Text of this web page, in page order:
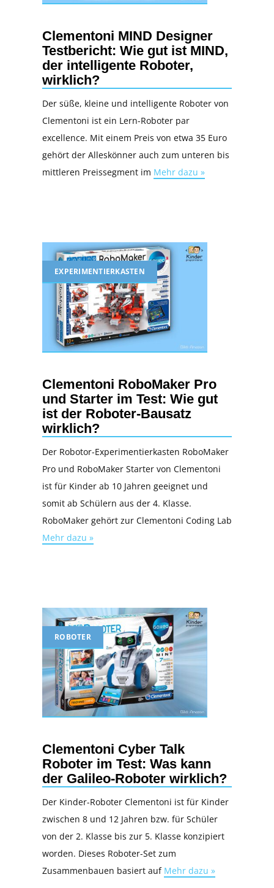
Clementoni MIND Designer
Testbericht: Wie gut ist MIND,
der intelligente Roboter,
wirklich?
Der süße, kleine und intelligente Roboter von
Clementoni ist ein Lern-Roboter par
excellence. Mit einem Preis von etwa 35 Euro
gehört der Alleskönner auch zum unteren bis
mittleren Preissegment im Mehr dazu »
EXPERIMENTIERKASTEN
Clementoni RoboMaker Pro
und Starter im Test: Wie gut
ist der Roboter-Bausatz
wirklich?
Der Robotor-Experimentierkasten RoboMaker
Pro und RoboMaker Starter von Clementoni
ist für Kinder ab 10 Jahren geeignet und
somit ab Schülern aus der 4. Klasse.
RoboMaker gehört zur Clementoni Coding Lab
Mehr dazu »
ROBOTER
Clementoni Cyber Talk
Roboter im Test: Was kann
der Galileo-Roboter wirklich?
Der Kinder-Roboter Clementoni ist für Kinder
zwischen 8 und 12 Jahren bzw. für Schüler
von der 2. Klasse bis zur 5. Klasse konzipiert
worden. Dieses Roboter-Set zum
Zusammenbauen basiert auf Mehr dazu »